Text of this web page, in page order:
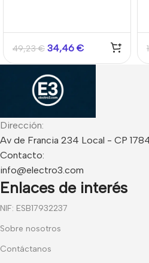
49,23€ 34,46 €
Dirección:
Av de Francia 234 Local - CP
Contacto:
info@electro3.com
Enlaces de interés
NIF: ESB17932237
Sobre nosotros
Contáctanos